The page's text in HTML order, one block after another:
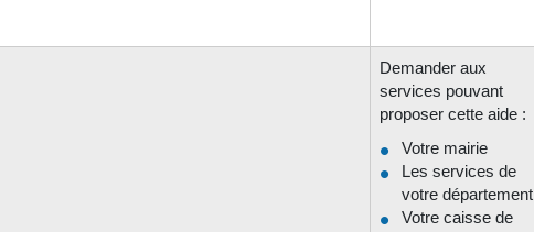
Demander aux
services pouvant
proposer cette aide :
Votre mairie
Les services de
votre département
Votre caisse de